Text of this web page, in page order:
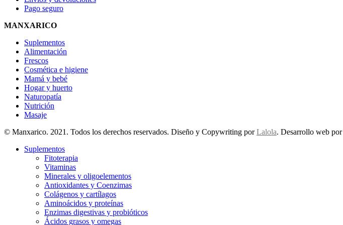
Pago seguro
MANXARICO
Suplementos
Alimentación
Frescos
Cosmética e higiene
Mamá y bebé
Hogar y huerto
Naturopatía
Nutrición
Masaje
© Manxarico. 2021. Todos los derechos reservados. Diseño y Copywriting porLalola. Desarrollo web por
Suplementos
Fitoterapia
Vitaminas
Minerales y oligoelementos
Antioxidantes y Coenzimas
Colágenos y cartílagos
Aminoácidos y proteínas
Enzimas digestivas y probióticos
Ácidos grasos y omegas